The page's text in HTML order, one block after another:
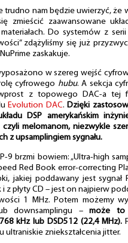
trudno nam będzie uwierzyć, że
zmieścić zaawansowane
Do systemów z
zdążyliśmy się już
zaskakuje.
w szereg wejść
cyfrowego hubu. A sekcja
z topowego DAC-a tej
Evolution DAC.Dzięki
DSP amerykańskim
melomanom, niezwykle
z upsamplingiem sygnału.
9 brzmi bowiem: „Ultra-high
Red Book error-correcting
jakiej poddawany jest sygnał
z płyty CD – jest on najpierw
1 MHz. Potem możemy
downsamplingu –może to
kHz lub DSD512 (22,4 MHz).
zniekształcenia jitter.